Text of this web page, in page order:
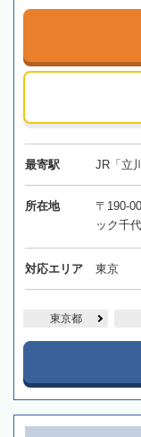
最寄駅 JR「立
所在地
〒190-
ック千
対応エリア 東京
東京都